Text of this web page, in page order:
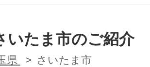
いたま市のご紹介
県 さいたま市